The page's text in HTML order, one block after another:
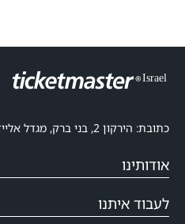
כתובת: הירקון 2, בני ברק, מגדל אלייד, קומה 19
אודותינו
לעבוד איתנו